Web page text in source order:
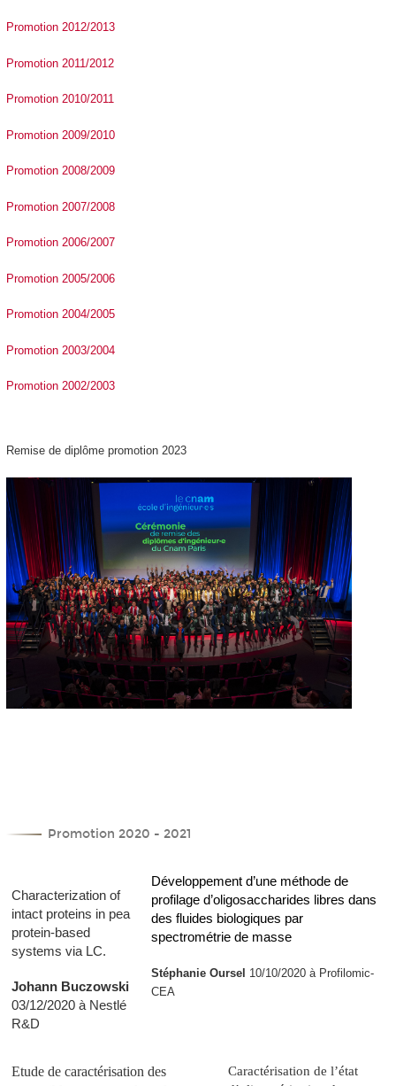
Promotion 2012/2013
Promotion 2011/2012
Promotion 2010/2011
Promotion 2009/2010
Promotion 2008/2009
Promotion 2007/2008
Promotion 2006/2007
Promotion 2005/2006
Promotion 2004/2005
Promotion 2003/2004
Promotion 2002/2003
Remise de diplôme promotion 2023
Promotion 2020 - 2021
Characterization of
intact proteins in pea
protein-based
systems via LC.
Johann Buczowski
03/12/2020 à Nestlé
R&D
Développement d’une méthode de
profilage d’oligosaccharides libres dans
des fluides biologiques par
spectrométrie de masse
Stéphanie Oursel 10/10/2020 à Profilomic-
CEA
Etude de caractérisation des
Caractérisation de l’état